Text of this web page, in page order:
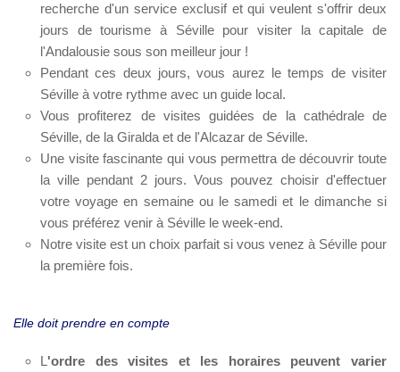
recherche d'un service exclusif et qui veulent s'offrir deux
jours de tourisme à Séville pour visiter la capitale de
l'Andalousie sous son meilleur jour !
Pendant ces deux jours, vous aurez le temps de visiter
Séville à votre rythme avec un guide local.
Vous profiterez de visites guidées de la cathédrale de
Séville, de la Giralda et de l'Alcazar de Séville.
Une visite fascinante qui vous permettra de découvrir toute
la ville pendant 2 jours. Vous pouvez choisir d'effectuer
votre voyage en semaine ou le samedi et le dimanche si
vous préférez venir à Séville le week-end.
Notre visite est un choix parfait si vous venez à Séville pour
la première fois.
Elle doit prendre en compte
L 'ordre des visites et les horaires peuvent varier